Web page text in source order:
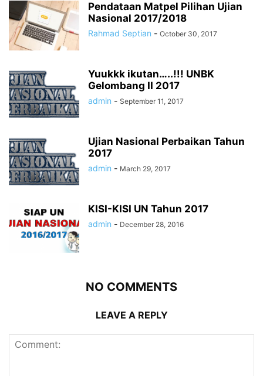
Pendataan Matpel Pilihan Ujian
Nasional 2017/2018
Rahmad Septian - October 30, 2017
Yuukkk ikutan…..!!! UNBK
Gelombang II 2017
admin - September 11, 2017
Ujian Nasional Perbaikan Tahun
2017
admin - March 29, 2017
KISI-KISI UN Tahun 2017
admin - December 28, 2016
NO COMMENTS
LEAVE A REPLY